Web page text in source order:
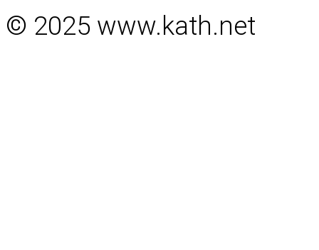
© 2025 www.kath.net